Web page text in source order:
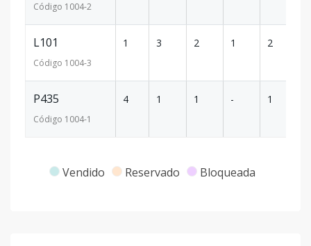
Código 1004-2
L101
Código 1004-3
1 3 2 1 2
P435
Código 1004-1
4 1 1 - 1
Vendido Reservado Bloqueada